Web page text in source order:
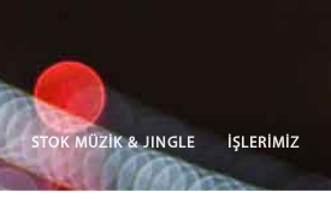
STOK MÜZİK & JINGLE İŞLERİMİZ